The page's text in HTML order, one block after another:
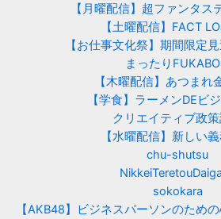
【月曜配信】超ファンタス
【土曜配信】FACT
【お仕事文化祭】期間限定
まったり
【木曜配信】あつまれ
【学食】ラーメンDEビ
クリエイティブ政
【水曜配信】新しい
chu-shutsu
sokokara
【AKB48】ビジネスパーソンのため